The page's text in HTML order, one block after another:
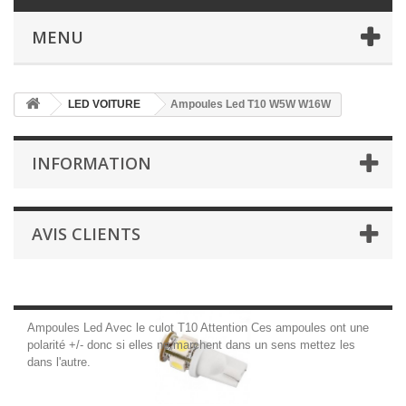
MENU
LED VOITURE Ampoules Led T10 W5W W16W
INFORMATION
AVIS CLIENTS
Ampoules Led Avec le culot T10 Attention Ces ampoules ont une
polarité +/- donc si elles ne marchent dans un sens mettez les
dans l'autre.